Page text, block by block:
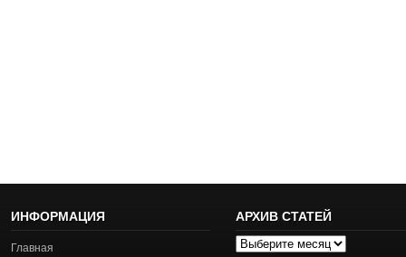
ИНФОРМАЦИЯ
Главная
АРХИВ СТАТЕЙ
Архив